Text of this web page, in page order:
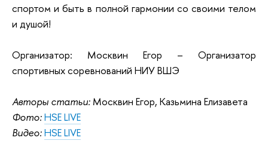
спортом и быть в полной гармонии со своими телом
и душой!
Организатор: Москвин Егор – Организатор
спортивных соревнований НИУ ВШЭ
Авторы статьи: Москвин Егор, Казьмина Елизавета
Фото:HSE LIVE
Видео:HSE LIVE